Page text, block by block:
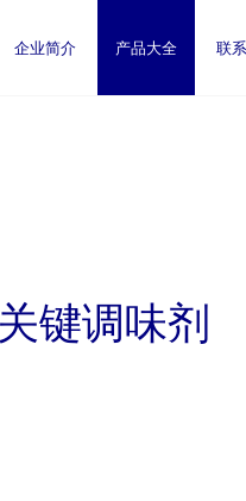
企业简介 产品大全 联
键调味剂